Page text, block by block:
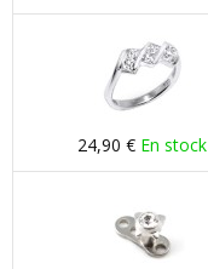
24,90 € En stock